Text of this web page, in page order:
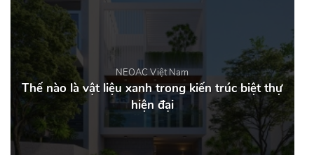
NEOAC Việt Nam
Thế nào là vật liệu xanh trong kiến trúc biệt thự
hiện đại